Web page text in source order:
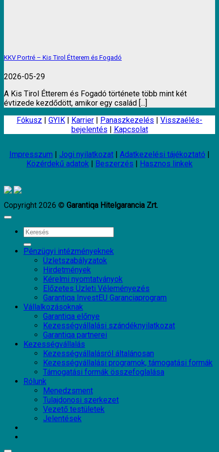
KKV Portré – Kis Tirol Étterem és Fogadó
2026-05-29
A Kis Tirol Étterem és Fogadó története több mint két
évtizede kezdődött, amikor egy család [...]
Fókusz | GYIK | Karrier | Panaszkezelés | Visszaélés-
bejelentés | Kapcsolat
Impresszum | Jogi nyilatkozat | Adatkezelési tájékoztató |
Közérdekű adatok | Beszerzés | Hasznos linkek
Copyright 2026 © Garantiqa Hitelgarancia Zrt.
Pénzügyi intézményeknek
Üzletszabályzatok
Hirdetmények
Kérelmi nyomtatványok
Előzetes Üzleti Véleményezés
Garantiqa InvestEU Garanciaprogram
Vállalkozásoknak
Garantiqa előnye
Kezességvállalási szándéknyilatkozat
Garantiqa partnerei
Kezességvállalás
Kezességvállalásról általánosan
Kezességvállalási programok, támogatási formák
Támogatási formák összefoglalása
Rólunk
Menedzsment
Tulajdonosi szerkezet
Vezető testületek
Jelentések